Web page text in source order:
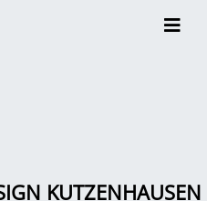
KUTZENHAUSEN